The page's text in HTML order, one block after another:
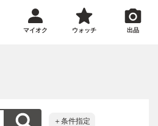
マイオク ウォッチ 出品
＋条件指定